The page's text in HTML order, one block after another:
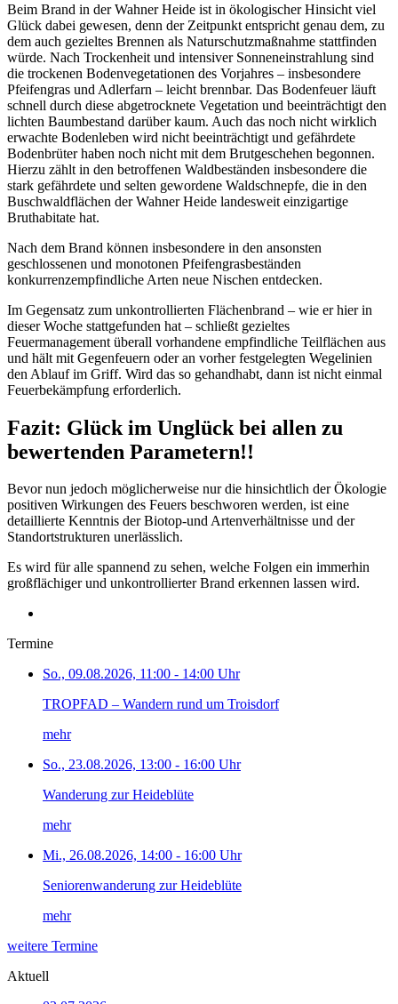
Beim Brand in der Wahner Heide ist in ökologischer Hinsicht viel
Glück dabei gewesen, denn der Zeitpunkt entspricht genau dem, zu
dem auch gezieltes Brennen als Naturschutzmaßnahme stattfinden
würde. Nach Trockenheit und intensiver Sonneneinstrahlung sind
die trockenen Bodenvegetationen des Vorjahres – insbesondere
Pfeifengras und Adlerfarn – leicht brennbar. Das Bodenfeuer läuft
schnell durch diese abgetrocknete Vegetation und beeinträchtigt den
lichten Baumbestand darüber kaum. Auch das noch nicht wirklich
erwachte Bodenleben wird nicht beeinträchtigt und gefährdete
Bodenbrüter haben noch nicht mit dem Brutgeschehen begonnen.
Hierzu zählt in den betroffenen Waldbeständen insbesondere die
stark gefährdete und selten gewordene Waldschnepfe, die in den
Buschwaldflächen der Wahner Heide landesweit einzigartige
Bruthabitate hat.
Nach dem Brand können insbesondere in den ansonsten
geschlossenen und monotonen Pfeifengrasbeständen
konkurrenzempfindliche Arten neue Nischen entdecken.
Im Gegensatz zum unkontrollierten Flächenbrand – wie er hier in
dieser Woche stattgefunden hat – schließt gezieltes
Feuermanagement überall vorhandene empfindliche Teilflächen aus
und hält mit Gegenfeuern oder an vorher festgelegten Wegelinien
den Ablauf im Griff. Wird das so gehandhabt, dann ist nicht einmal
Feuerbekämpfung erforderlich.
Fazit: Glück im Unglück bei allen zu
bewertenden Parametern!!
Bevor nun jedoch möglicherweise nur die hinsichtlich der Ökologie
positiven Wirkungen des Feuers beschworen werden, ist eine
detaillierte Kenntnis der Biotop-und Artenverhältnisse und der
Standortstrukturen unerlässlich.
Es wird für alle spannend zu sehen, welche Folgen ein immerhin
großflächiger und unkontrollierter Brand erkennen lassen wird.
Termine
So., 09.08.2026, 11:00 - 14:00 Uhr
TROPFAD – Wandern rund um Troisdorf
mehr
So., 23.08.2026, 13:00 - 16:00 Uhr
Wanderung zur Heideblüte
mehr
Mi., 26.08.2026, 14:00 - 16:00 Uhr
Seniorenwanderung zur Heideblüte
mehr
weitere Termine
Aktuell